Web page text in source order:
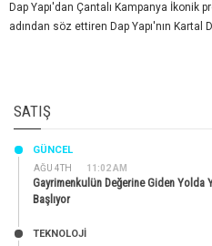
Dap Yapı'dan Çantalı Kampanya
adından söz ettiren Dap Yapı'nın
SATIŞ
AĞU 4TH 11:02 AM
GÜNCEL
Gayrimenkulün Değerine Giden Yolda
Başlıyor
TEKNOLOJİ